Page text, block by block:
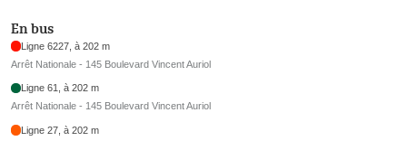
En bus
Ligne 6227, à 202 m
Arrêt Nationale - 145 Boulevard Vincent Auriol
Ligne 61, à 202 m
Arrêt Nationale - 145 Boulevard Vincent Auriol
Ligne 27, à 202 m